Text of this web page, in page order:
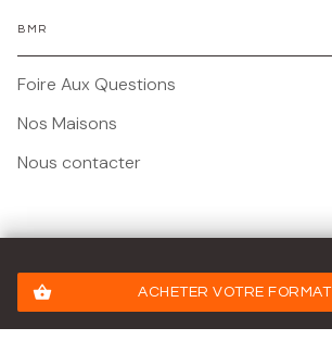
shopping_basket ACHETER VOTRE FORMAT
BMR
Foire Aux Questions
Nos Maisons
Nous contacter
Mentions légales
Conditions Générales d'Utilisation
Charte des Données Personnelles